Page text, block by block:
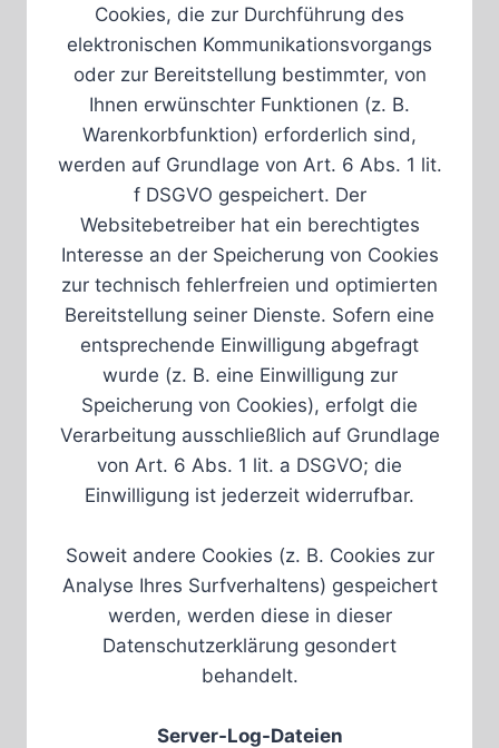
Cookies, die zur Durchführung des
elektronischen Kommunikationsvorgangs
oder zur Bereitstellung bestimmter, von
Ihnen erwünschter Funktionen (z. B.
Warenkorbfunktion) erforderlich sind,
werden auf Grundlage von Art. 6 Abs. 1 lit.
f DSGVO gespeichert. Der
Websitebetreiber hat ein berechtigtes
Interesse an der Speicherung von Cookies
zur technisch fehlerfreien und optimierten
Bereitstellung seiner Dienste. Sofern eine
entsprechende Einwilligung abgefragt
wurde (z. B. eine Einwilligung zur
Speicherung von Cookies), erfolgt die
Verarbeitung ausschließlich auf Grundlage
von Art. 6 Abs. 1 lit. a DSGVO; die
Einwilligung ist jederzeit widerrufbar.
Soweit andere Cookies (z. B. Cookies zur
Analyse Ihres Surfverhaltens) gespeichert
werden, werden diese in dieser
Datenschutzerklärung gesondert
behandelt.
Server-Log-Dateien